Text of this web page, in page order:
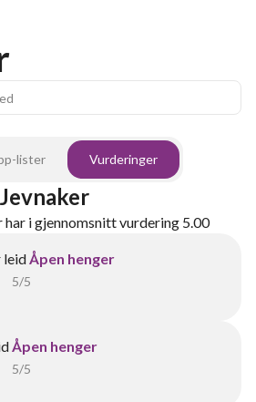
lister Vurderinger
Jevnaker
har i gjennomsnitt vurdering 5.00
leidÅpen henger
5/5
Åpen henger
5/5